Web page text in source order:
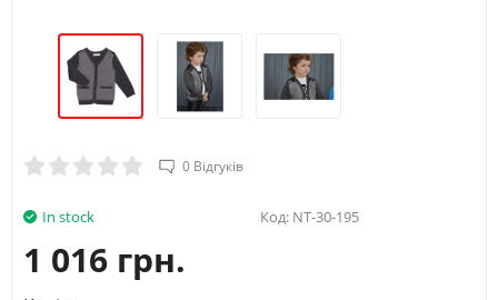
0 Відгуків
In stock Код: NT-30-195
1 016 грн.